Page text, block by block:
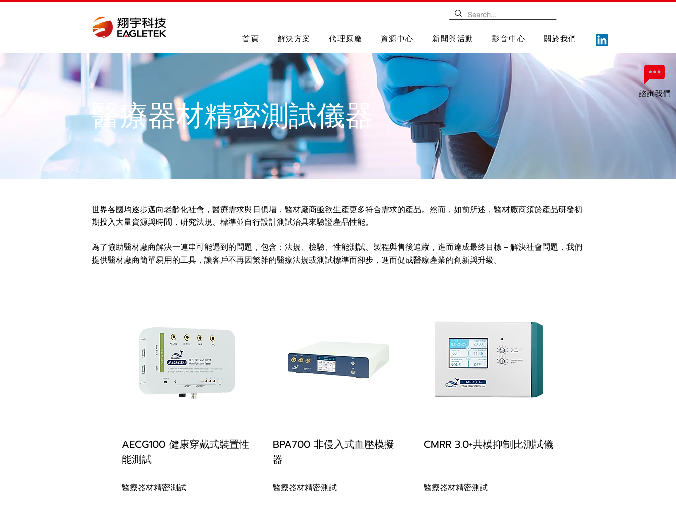
諮詢我們
首頁 解決方案 代理原廠 資源中心 新聞與活動 影音中心 關於我們
醫療器材精密測試儀器
世界各國均逐步邁向老齡化社會，醫療需求與日俱增，醫材廠商亟欲生產更多符合需求的產品。然而，如前所述，醫材廠商須於產品研發初
期投入大量資源與時間，研究法規、標準並自行設計測試治具來驗證產品性能。
為了協助醫材廠商解決一連串可能遇到的問題，包含：法規、檢驗、性能測試、製程與售後追蹤，進而達成最終目標－解決社會問題，我們
提供醫材廠商簡單易用的工具，讓客戶不再因繁雜的醫療法規或測試標準而卻步，進而促成醫療產業的創新與升級。
AECG100 健康穿戴式裝置性
能測試
醫療器材精密測試
BPA700 非侵入式血壓模擬
器
醫療器材精密測試
CMRR 3.0+共模抑制比測試儀
醫療器材精密測試